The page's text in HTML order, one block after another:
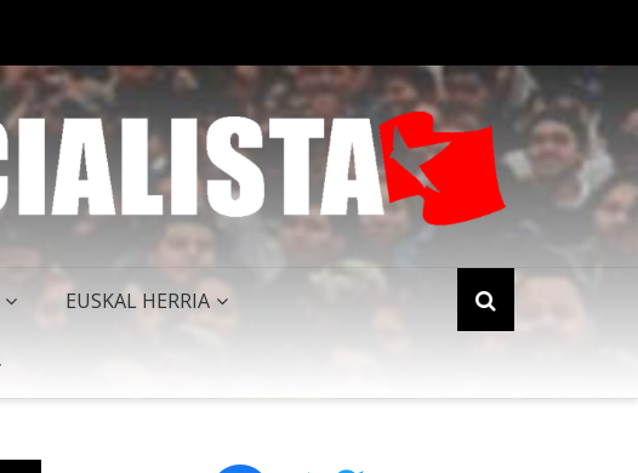
EUSKAL HERRIA
facebook twitter